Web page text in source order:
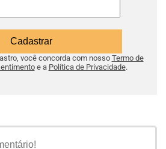
você concorda com nosso Termo de
e a Política de Privacidade.